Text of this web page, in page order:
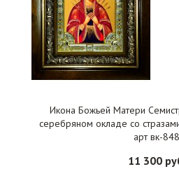
Икона Божьей Матери
серебряном окладе со
арт вк-848
11 300